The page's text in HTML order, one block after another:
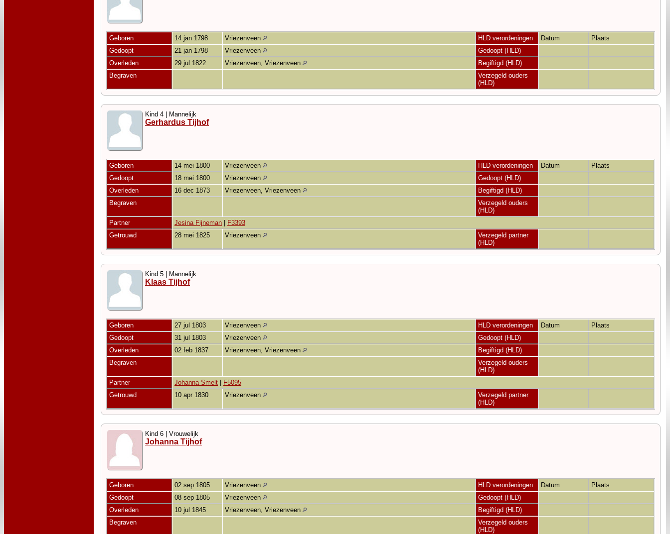
Geboren 14 jan 1798 Vriezenveen HLD verordeningen Datum
Plaats
Gedoopt
21 jan 1798 Vriezenveen
Gedoopt (HLD)
Overleden
29 jul 1822 Vriezenveen, Vriezenveen
Begiftigd (HLD)
Begraven
Verzegeld ouders
(HLD)
Kind 4 | Mannelijk
Gerhardus Tijhof
Geboren 14 mei 1800 Vriezenveen HLD verordeningen Datum
Plaats
Gedoopt
18 mei 1800 Vriezenveen
Gedoopt (HLD)
Overleden
16 dec 1873 Vriezenveen, Vriezenveen
Begiftigd (HLD)
Begraven
Verzegeld ouders
(HLD)
Partner
Jesina Fijneman
F3393
Getrouwd
28 mei 1825 Vriezenveen
Verzegeld partner
(HLD)
Kind 5 | Mannelijk
Klaas Tijhof
Geboren 27 jul 1803 Vriezenveen HLD verordeningen Datum
Plaats
Gedoopt
31 jul 1803 Vriezenveen
Gedoopt (HLD)
Overleden
02 feb 1837 Vriezenveen, Vriezenveen
Begiftigd (HLD)
Begraven
Verzegeld ouders
(HLD)
Partner
Johanna Smelt
F5095
Getrouwd
10 apr 1830 Vriezenveen
Verzegeld partner
(HLD)
Kind 6 | Vrouwelijk
Johanna Tijhof
Geboren 02 sep 1805 Vriezenveen HLD verordeningen Datum
Plaats
Gedoopt
08 sep 1805 Vriezenveen
Gedoopt (HLD)
Overleden
10 jul 1845 Vriezenveen, Vriezenveen
Begiftigd (HLD)
Begraven
Verzegeld ouders
(HLD)